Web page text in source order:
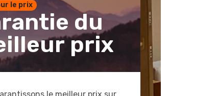
le prix
du
prix